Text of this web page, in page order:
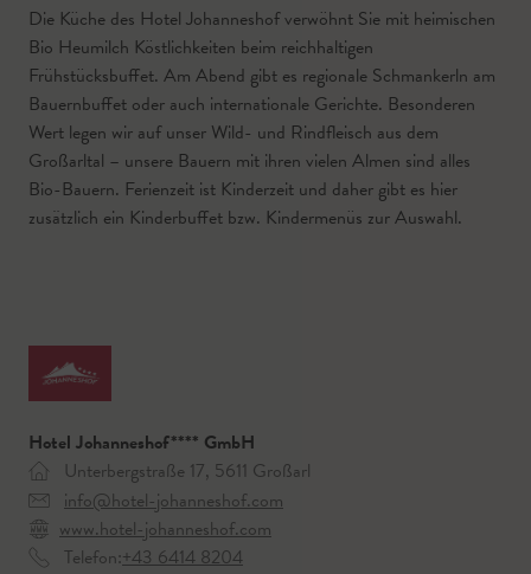
Die Küche des Hotel Johanneshof verwöhnt Sie mit heimischen
Bio Heumilch Köstlichkeiten beim reichhaltigen
Frühstücksbuffet. Am Abend gibt es regionale Schmankerln am
Bauernbuffet oder auch internationale Gerichte. Besonderen
Wert legen wir auf unser Wild- und Rindfleisch aus dem
Großarltal – unsere Bauern mit ihren vielen Almen sind alles
Bio-Bauern. Ferienzeit ist Kinderzeit und daher gibt es hier
zusätzlich ein Kinderbuffet bzw. Kindermenüs zur Auswahl.
Hotel Johanneshof**** GmbH
Unterbergstraße 17, 5611 Großarl
info@hotel-johanneshof.com
www.hotel-johanneshof.com
Telefon:+43 6414 8204